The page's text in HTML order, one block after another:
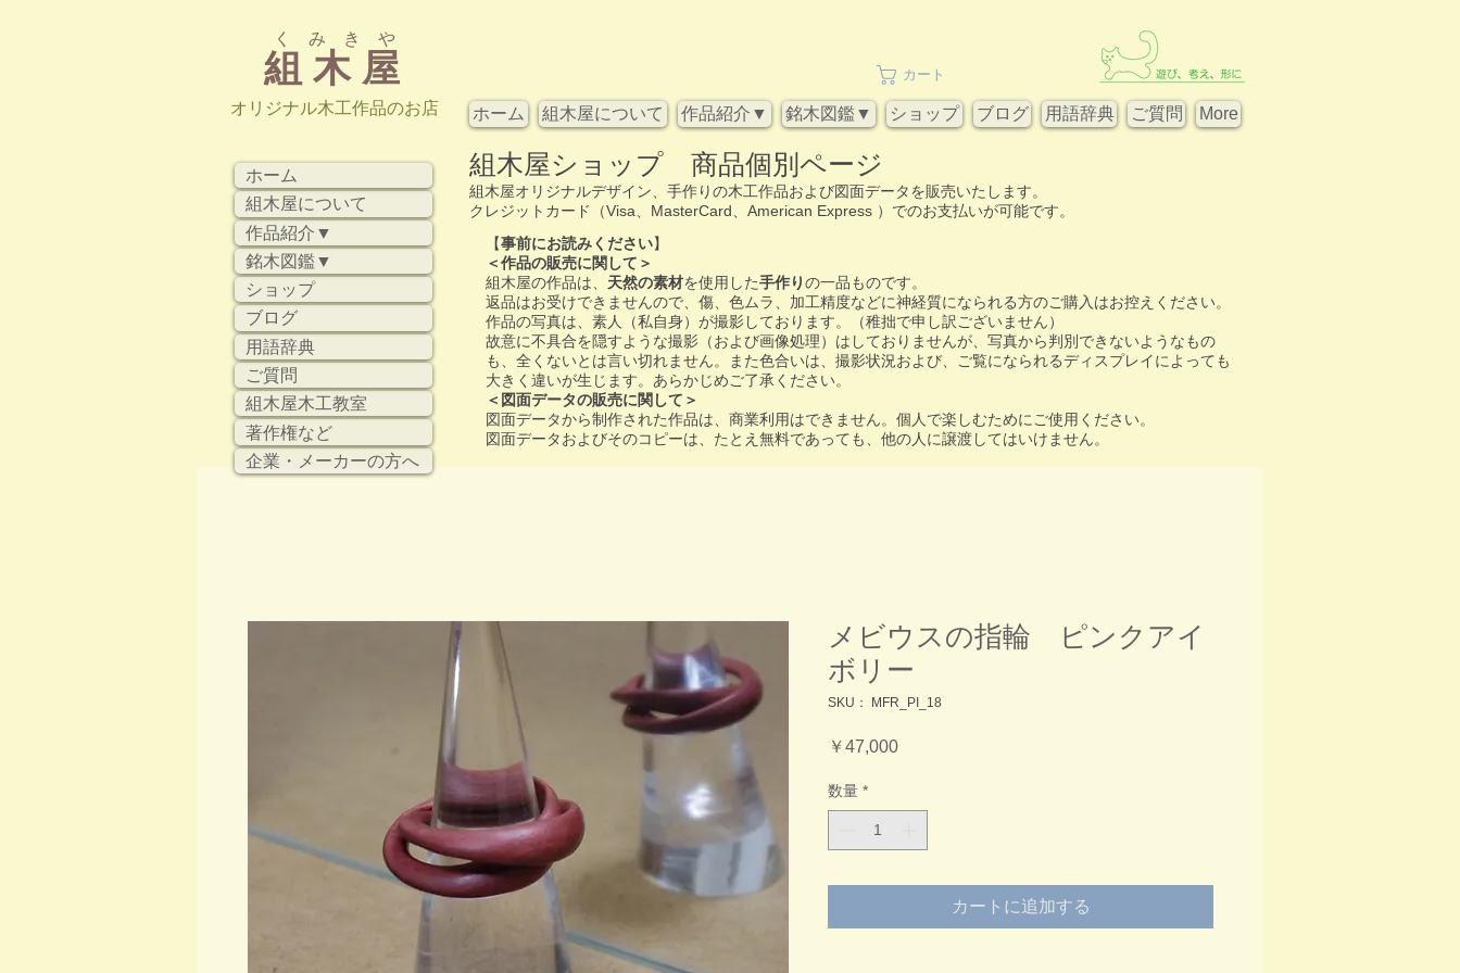
組 木 屋
く み き や
​オリジナル木工作品のお店
カート
ホーム 組木屋について 作品紹介▼ 銘木図鑑▼ ショップ ブログ 用語辞典 ご質問 More
組木屋ショップ 商品個別ページ
組木屋オリジナルデザイン、手作りの木工作品および図面データを販売いたします。
クレジットカード（Visa、MasterCard、American Express ）でのお支払いが可能です。
【事前にお読みください】
＜作品の販売に関して＞
​組木屋の作品は、 天然の素材を使用した手作りの一品ものです。
返品はお受けできませんので、傷、色ムラ、加工精度などに神経質になられる方のご購入はお控えください。​
作品の写真は、素人（私自身）が撮影しております。（稚拙で申し訳ございません）
故意に不具合を隠すような撮影（および画像処理）はしておりませんが、写真から判別できないようなもの
も、全くないとは言い切れません。また色合いは、撮影状況および、ご覧になられるディスプレイによっても
大きく違いが生じます。あらかじめご了承ください。
＜図面データの販売に関して＞
​図面データから制作された作品は、商業利用はできません。個人で楽しむためにご使用ください。
​図面データおよびそのコピーは、たとえ無料であっても、他の人に譲渡してはいけません。
メビウスの指輪 ピンクアイ
ボリー
SKU： MFR_PI_18
￥47,000価
数量 *
カートに追加する
ホーム
組木屋について
作品紹介▼
銘木図鑑▼
ショップ
ブログ
用語辞典
ご質問
組木屋木工教室
著作権など
企業・メーカーの方へ